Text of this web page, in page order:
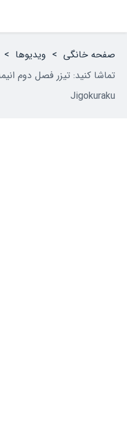
صفحه خانگی > ویدیوها >
Jigokuraku